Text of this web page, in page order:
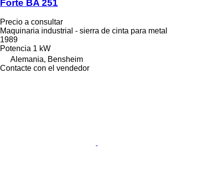
Forte BA 251
Precio a consultar
Maquinaria industrial - sierra de cinta para metal
1989
Potencia 1 kW
Alemania, Bensheim
Contacte con el vendedor